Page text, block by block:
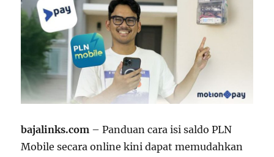
bajalinks.com – Panduan cara isi saldo PLN
Mobile secara online kini dapat memudahkan